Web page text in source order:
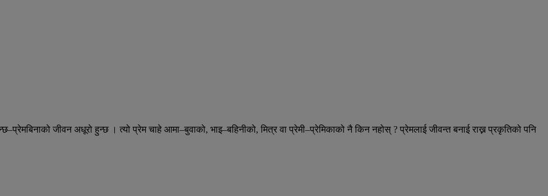
जीवन अधूरो हुन्छ । त्यो प्रेम चाहे आमा–बुवाको, भाइ–बहिनीको, मित्र वा प्रेमी–प्रेमिकाको नै किन नहोस् ? प्रेमलाई जीवन्त बनाई राख्न प्रकृतिको पनि